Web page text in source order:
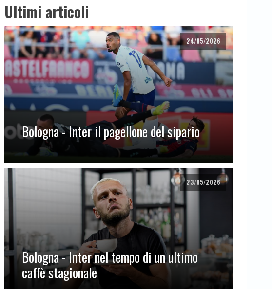
Ultimi articoli
24/05/2026
Bologna - Inter il pagellone del sipario
23/05/2026
Bologna - Inter nel tempo di un ultimo
caffè stagionale